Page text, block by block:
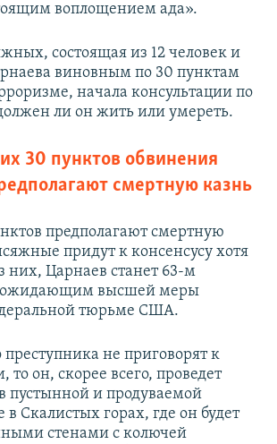
воплощением ада».
состоящая из 12 человек и
виновным по 30 пунктам
начала консультации по
ли он жить или умереть.
30 пунктов обвинения
смертную казнь
предполагают смертную
придут к консенсусу хотя
них, Царнаев станет 63-м
высшей меры
тюрьме США.
преступника не приговорят к
то он, скорее всего, проведет
пустынной и продуваемой
Скалистых горах, где он будет
стенами с колючей